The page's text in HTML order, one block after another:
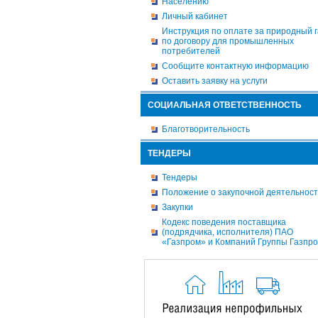
Личный кабинет
Инструкция по оплате за природный
по договору для промышленных
потребителей
Сообщите контактную информацию
Оставить заявку на услуги
СОЦИАЛЬНАЯ ОТВЕТСТВЕННОСТЬ
Благотворительность
ТЕНДЕРЫ
Тендеры
Положение о закупочной
Закупки
Кодекс поведения поставщика
(подрядчика, исполнителя) ПАО
«Газпром» и Компаний Группы